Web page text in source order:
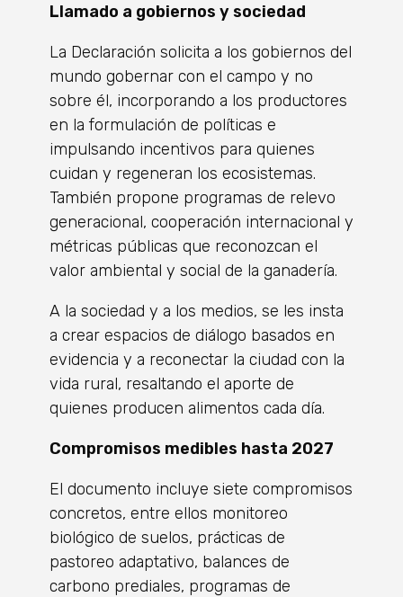
Llamado a gobiernos y sociedad
La Declaración solicita a los gobiernos del
mundo gobernar con el campo y no
sobre él, incorporando a los productores
en la formulación de políticas e
impulsando incentivos para quienes
cuidan y regeneran los ecosistemas.
También propone programas de relevo
generacional, cooperación internacional y
métricas públicas que reconozcan el
valor ambiental y social de la ganadería.
A la sociedad y a los medios, se les insta
a crear espacios de diálogo basados en
evidencia y a reconectar la ciudad con la
vida rural, resaltando el aporte de
quienes producen alimentos cada día.
Compromisos medibles hasta 2027
El documento incluye siete compromisos
concretos, entre ellos monitoreo
biológico de suelos, prácticas de
pastoreo adaptativo, balances de
carbono prediales, programas de